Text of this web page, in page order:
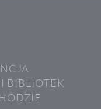
BIBLIOTEK